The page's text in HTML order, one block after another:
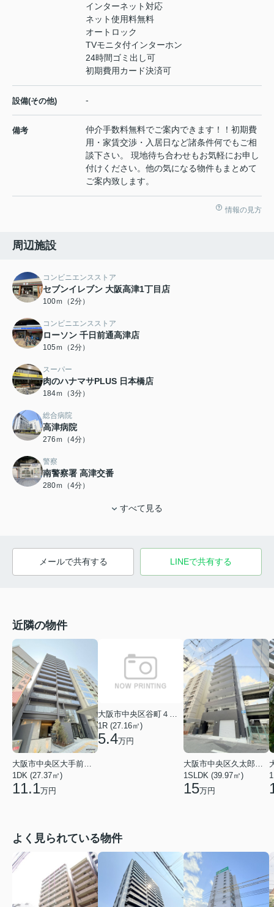
インターネット対応
ネット使用料無料
オートロック
TVモニタ付インターホン
24時間ゴミ出し可
初期費用カード決済可
設備(その他) -
備考
仲介手数料無料でご案内できます！！初期費
用・家賃交渉・入居日など諸条件何でもご相
談下さい。 現地待ち合わせもお気軽にお申し
付けください。他の気になる物件もまとめて
ご案内致します。
情報の見方
周辺施設
コンビニエンスストア
セブンイレブン 大阪高津1丁目店
100ｍ（2分）
コンビニエンスストア
ローソン 千日前通高津店
105ｍ（2分）
スーパー
肉のハナマサPLUS 日本橋店
184ｍ（3分）
総合病院
高津病院
276ｍ（4分）
警察
南警察署 高津交番
280ｍ（4分）
すべて見る
メールで共有する LINEで共有する
近隣の物件
大阪市中央区大手前１丁目
1DK (27.37㎡)
11.1万円
1R (27.16㎡)
5.4万円
大阪市中央区久太郎町１丁目
1SLDK (39.97㎡)
15万円
よく見られている物件